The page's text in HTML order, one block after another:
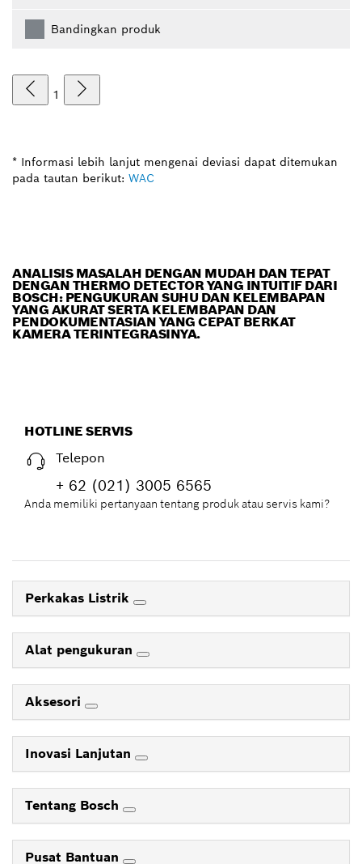
Bandingkan produk
1
* Informasi lebih lanjut mengenai deviasi dapat ditemukan
pada tautan berikut: WAC
ANALISIS MASALAH DENGAN MUDAH DAN TEPAT
DENGAN THERMO DETECTOR YANG INTUITIF DARI
BOSCH: PENGUKURAN SUHU DAN KELEMBAPAN
YANG AKURAT SERTA KELEMBAPAN DAN
PENDOKUMENTASIAN YANG CEPAT BERKAT
KAMERA TERINTEGRASINYA.
HOTLINE SERVIS
Telepon
+ 62 (021) 3005 6565
Anda memiliki pertanyaan tentang produk atau servis kami?
Perkakas Listrik
Alat pengukuran
Aksesori
Inovasi Lanjutan
Tentang Bosch
Pusat Bantuan